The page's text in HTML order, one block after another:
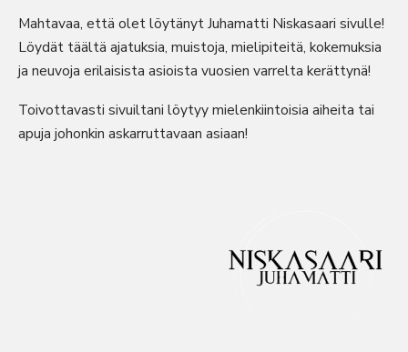
Mahtavaa, että olet löytänyt Juhamatti Niskasaari sivulle!
Löydät täältä ajatuksia, muistoja, mielipiteitä, kokemuksia
ja neuvoja erilaisista asioista vuosien varrelta kerättynä!
Toivottavasti sivuiltani löytyy mielenkiintoisia aiheita tai
apuja johonkin askarruttavaan asiaan!